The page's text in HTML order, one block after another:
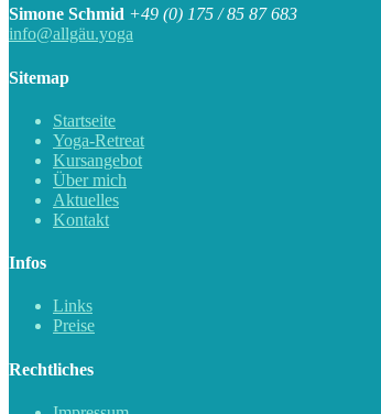
Simone Schmid +49 (0) 175 / 85 87 683
info@allgäu.yoga
Sitemap
Startseite
Yoga-Retreat
Kursangebot
Über mich
Aktuelles
Kontakt
Infos
Links
Preise
Rechtliches